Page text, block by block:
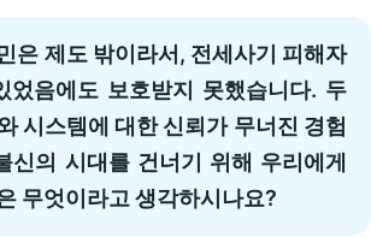
은 제도 밖이라서, 전세사기 피해자
었음에도 보호받지 못했습니다. 두
시스템에 대한 신뢰가 무너진 경험
신의 시대를 건너기 위해 우리에게
무엇이라고 생각하시나요?